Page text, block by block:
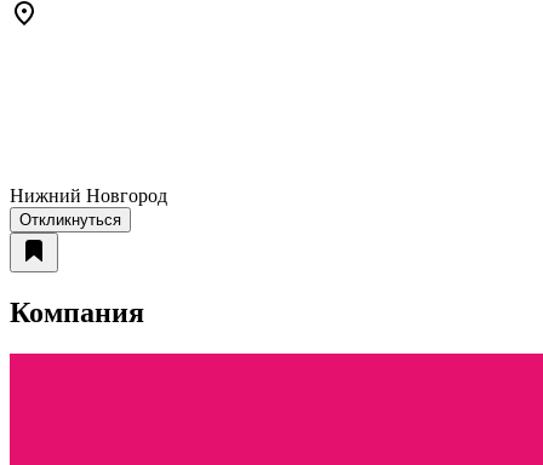
Нижний Новгород
Откликнуться
Компания